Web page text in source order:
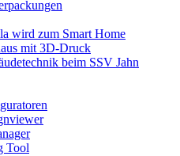
wird zum Smart Home
mit 3D-Druck
beim SSV Jahn
Tool